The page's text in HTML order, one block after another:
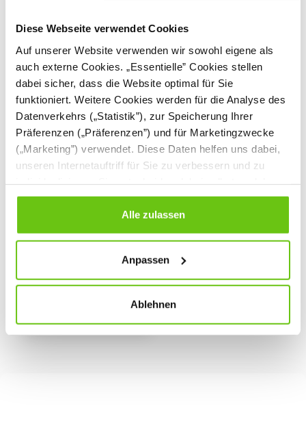
Diese Webseite verwendet Cookies
Auf unserer Website verwenden wir sowohl eigene als
auch externe Cookies. „Essentielle” Cookies stellen
dabei sicher, dass die Website optimal für Sie
funktioniert. Weitere Cookies werden für die Analyse des
Datenverkehrs („Statistik”), zur Speicherung Ihrer
Präferenzen („Präferenzen”) und für Marketingzwecke
(„Marketing”) verwendet. Diese Daten helfen uns dabei,
unseren Internetauftriff für Sie zu verbessern und zu
Cookies Sie erlauben. Verweigern Sie Ihre Zustimmung,
wählen Sie „Alle ablehnen” – in diesem Fall werden nur
Daten verarbeitet, die für den Besuch unserer Website
jederzeit ändern, indem Sie auf die Schaltfläche unten
links klicken. Weitere Informationen zur Datennutzung
Alle zulassen
Anpassen
Ablehnen
Flexi Dach, Grünes
092621